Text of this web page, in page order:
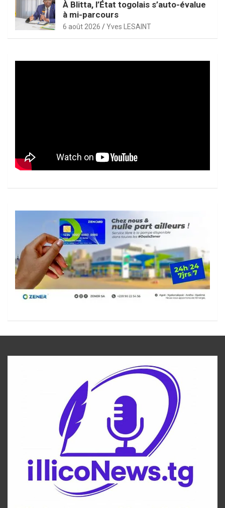
À Blitta, l’État togolais s’auto-évalue
à mi-parcours
6 août 2026 Yves LESAINT